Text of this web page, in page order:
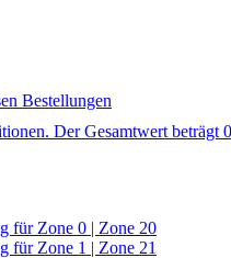
Bestellungen
Der Gesamtwert beträgt
für Zone 0 | Zone 20
für Zone 1 | Zone 21